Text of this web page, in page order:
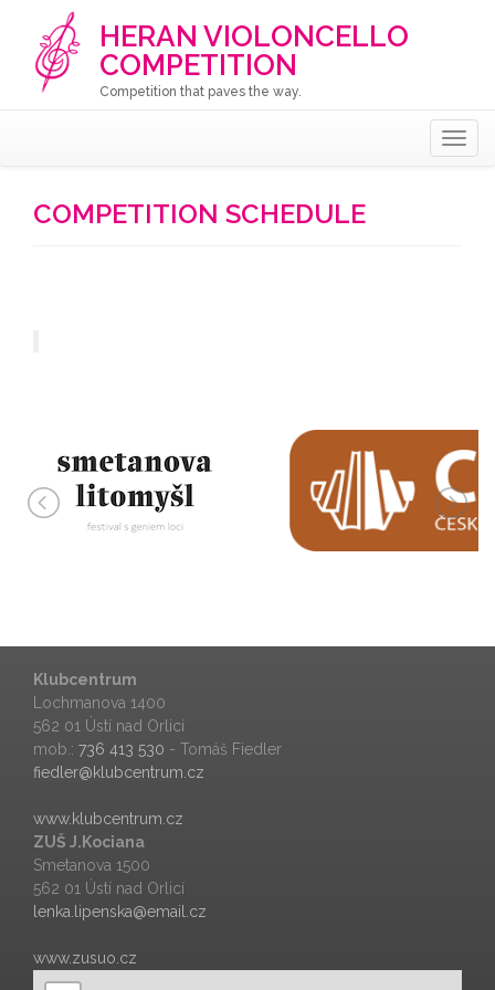
HERAN VIOLONCELLO
COMPETITION
Competition that paves the way.
COMPETITION SCHEDULE
Klubcentrum
Lochmanova 1400
562 01 Ústí nad Orlicí
mob.: 736 413 530 - Tomáš Fiedler
fiedler@klubcentrum.cz
www.klubcentrum.cz
ZUŠ J.Kociana
Smetanova 1500
562 01 Ústí nad Orlicí
lenka.lipenska@email.cz
www.zusuo.cz